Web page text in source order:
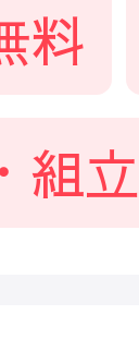
料
組